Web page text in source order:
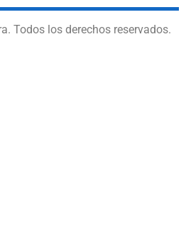
Todos los derechos reservados.